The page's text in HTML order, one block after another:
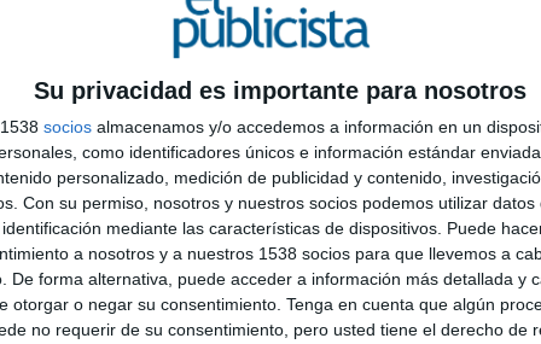
Su privacidad es importante para nosotros
socios almacenamos y/o accedemos a información en un
como identificadores únicos e información estándar
personalizado, medición de publicidad y contenido,
Con su permiso, nosotros y nuestros socios podemos utilizar datos
mediante las características de dispositivos. Puede
a nosotros y a nuestros 1538 socios para que llevemos a
De forma alternativa, puede acceder a información más detallada y
otorgar o negar su consentimiento. Tenga en cuenta que algún
no requerir de su consentimiento, pero usted tiene el derecho de
aún más relevancia si se tiene en cuenta que
alta de pobreza infantil. En este contexto,
de la conversación pública y recordar que la
) e ideada porEl Ruso de Rocky, muestra a un
en una función escolar. Se esfuerza y vive
Sin embargo, cuando llega el momento
el de una piedra ya que está presente, forma parte
esta metáfora, la campaña resume su mensaje
de cada tres menores en España. Y es invisible